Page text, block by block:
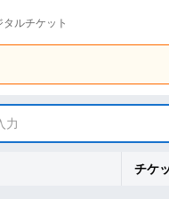
ルチケット
力
チケ